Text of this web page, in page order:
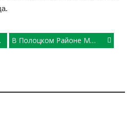
В Полоцком Районе Маршрутка Попала В Аварию